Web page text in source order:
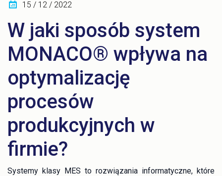
15 / 12 / 2022
W jaki sposób system
MONACO® wpływa na
optymalizację
procesów
produkcyjnych w
firmie?
Systemy klasy MES to rozwiązania informatyczne, które